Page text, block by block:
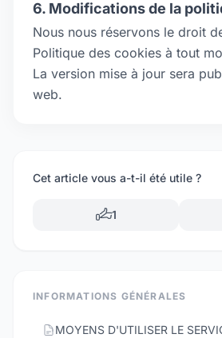
6. Modifications de la
Nous nous réservons le droit
Politique des cookies à tout
La version mise à jour sera
web.
Cet article vous a-t-il été utile ?
1
INFORMATIONS GÉNÉRALES
MOYENS D'UTILISER LE